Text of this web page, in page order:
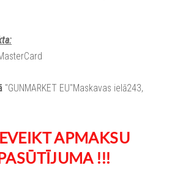
"GUNMARKET EU"Maskavas ielā243,
APMAKSU
!!!